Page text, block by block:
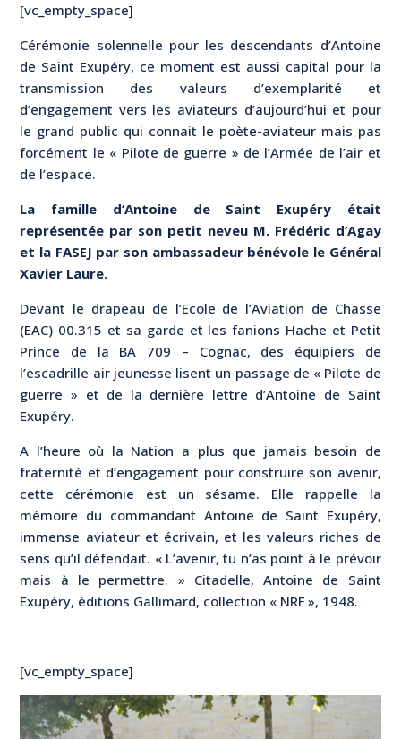
[vc_empty_space]
Cérémonie solennelle pour les descendants d’Antoine
de Saint Exupéry, ce moment est aussi capital pour la
transmission des valeurs d’exemplarité et
d’engagement vers les aviateurs d’aujourd’hui et pour
le grand public qui connait le poète-aviateur mais pas
forcément le « Pilote de guerre » de l’Armée de l’air et
de l’espace.
La famille d’Antoine de Saint Exupéry était
représentée par son petit neveu M. Frédéric d’Agay
et la FASEJ par son ambassadeur bénévole le Général
Xavier Laure.
Devant le drapeau de l’Ecole de l’Aviation de Chasse
(EAC) 00.315 et sa garde et les fanions Hache et Petit
Prince de la BA 709 – Cognac, des équipiers de
l’escadrille air jeunesse lisent un passage de « Pilote de
guerre » et de la dernière lettre d’Antoine de Saint
Exupéry.
A l’heure où la Nation a plus que jamais besoin de
fraternité et d’engagement pour construire son avenir,
cette cérémonie est un sésame. Elle rappelle la
mémoire du commandant Antoine de Saint Exupéry,
immense aviateur et écrivain, et les valeurs riches de
sens qu’il défendait. « L’avenir, tu n’as point à le prévoir
mais à le permettre. » Citadelle, Antoine de Saint
Exupéry, éditions Gallimard, collection « NRF », 1948.
[vc_empty_space]